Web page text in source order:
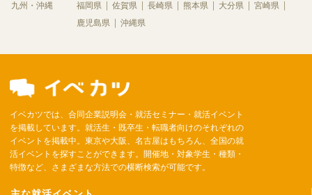
九州・沖縄 福岡県 佐賀県 長崎県 熊本県 大分県
宮崎県
鹿児島県
沖縄県
イベカツでは、合同企業説明会・就活セミナー・就活イベント
を掲載しています。就活生・既卒生・転職者向けのそれぞれの
イベントを掲載中。東京や大阪、名古屋はもちろん、全国の就
活イベントを探すことができます。開催地・対象学生・種類・
特徴など、さまざまな方法での横断検索が可能です。